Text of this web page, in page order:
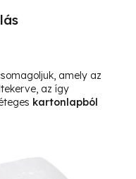
amely az
az így
kartonlapból